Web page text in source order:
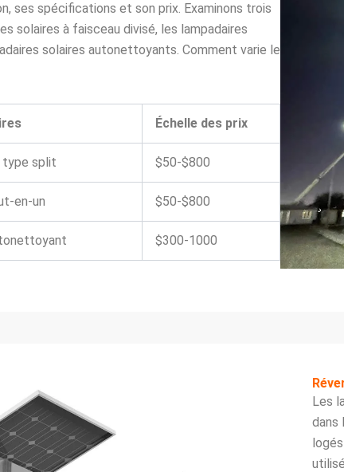
ses spécifications et son prix. Examinons trois
solaires à faisceau divisé, les lampadaires
solaires autonettoyants. Comment varie le
Échelle des prix
type split $50-$800
en-un $50-$800
$300-1000
Les
dans